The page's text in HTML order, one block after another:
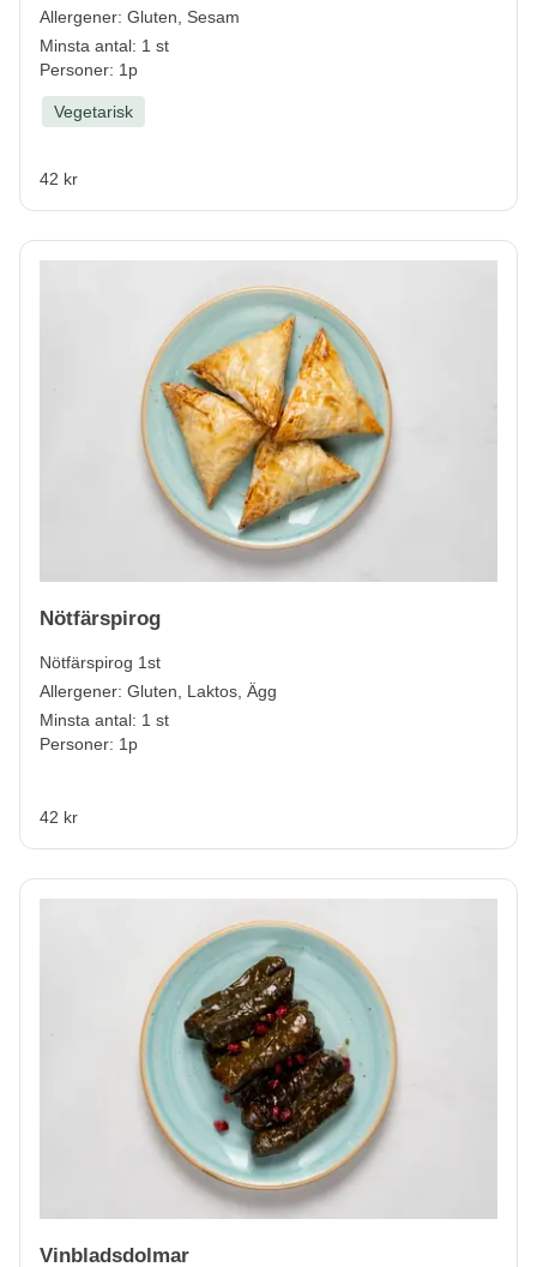
Allergener: Gluten, Sesam
Minsta antal: 1 st
Personer: 1p
Vegetarisk
42 kr
Nötfärspirog
Nötfärspirog 1st
Allergener: Gluten, Laktos, Ägg
Minsta antal: 1 st
Personer: 1p
42 kr
Vinbladsdolmar